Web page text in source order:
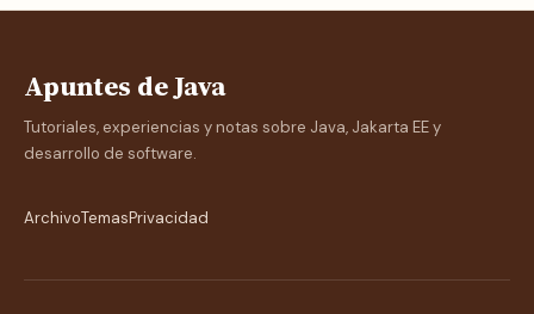
Apuntes de Java
Tutoriales, experiencias y notas sobre Java, Jakarta EE y
desarrollo de software.
ArchivoTemasPrivacidad